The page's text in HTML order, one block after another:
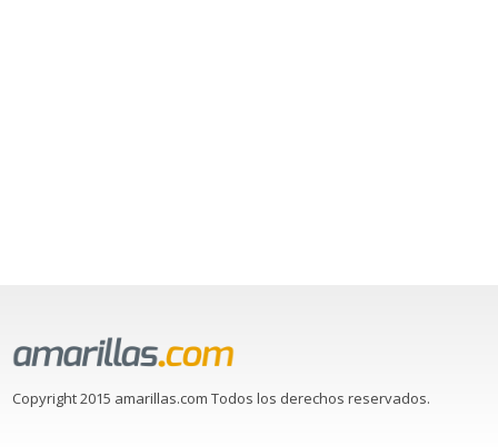
Copyright 2015 amarillas.com Todos los derechos reservados.